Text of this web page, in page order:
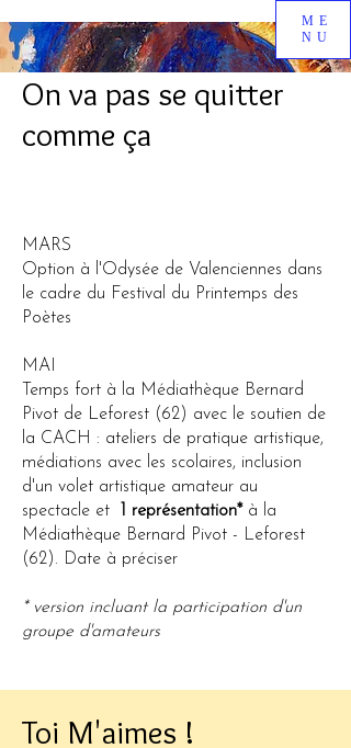
ME
NU
2027
On va pas se quitter
comme ça
MARS
Option à l'Odysée de Valenciennes dans
le cadre du Festival du Printemps des
Poètes
MAI
Temps fort à la Médiathèque Bernard
Pivot de Leforest (62) avec le soutien de
la CACH : ateliers de pratique artistique,
médiations avec les scolaires, inclusion
d'un volet artistique amateur au
spectacle et
1 représentation*à la
Médiathèque Bernard Pivot - Leforest
(62). Date à préciser
* version incluant la participation d'un
groupe d'amateurs
Toi M'aimes !